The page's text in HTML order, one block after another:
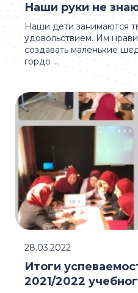
Наши дети занимаются
удовольствием. Им
создавать маленькие
гордо ...
Наши руки не
Итоги
2021/2022
28.03.2022